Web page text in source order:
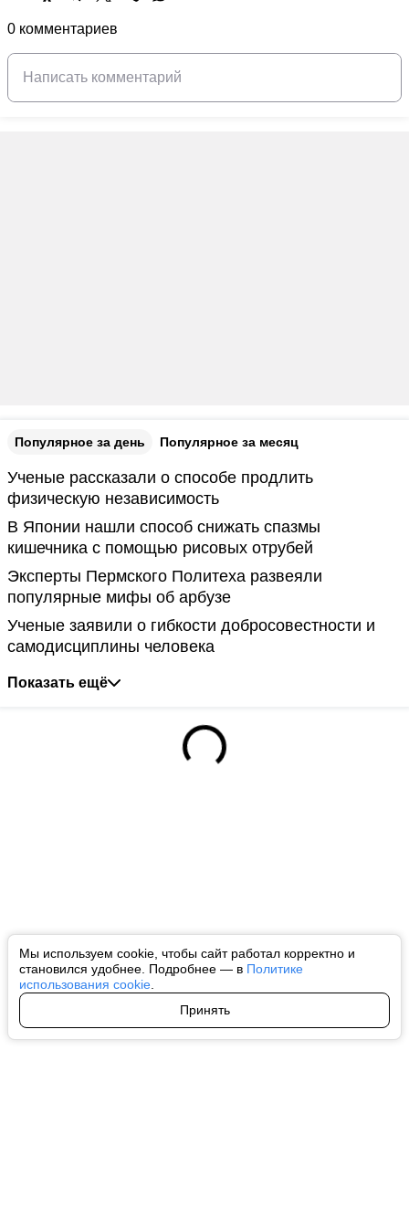
Мы используем cookie, чтобы сайт работал корректно и
становился удобнее. Подробнее — в Политике
использования cookie
Принять
0 комментариев
Популярное за день Популярное за месяц
Ученые рассказали о способе продлить
физическую независимость
В Японии нашли способ снижать спазмы
кишечника с помощью рисовых отрубей
Эксперты Пермского Политеха развеяли
популярные мифы об арбузе
Ученые заявили о гибкости добросовестности и
самодисциплины человека
Показать ещё